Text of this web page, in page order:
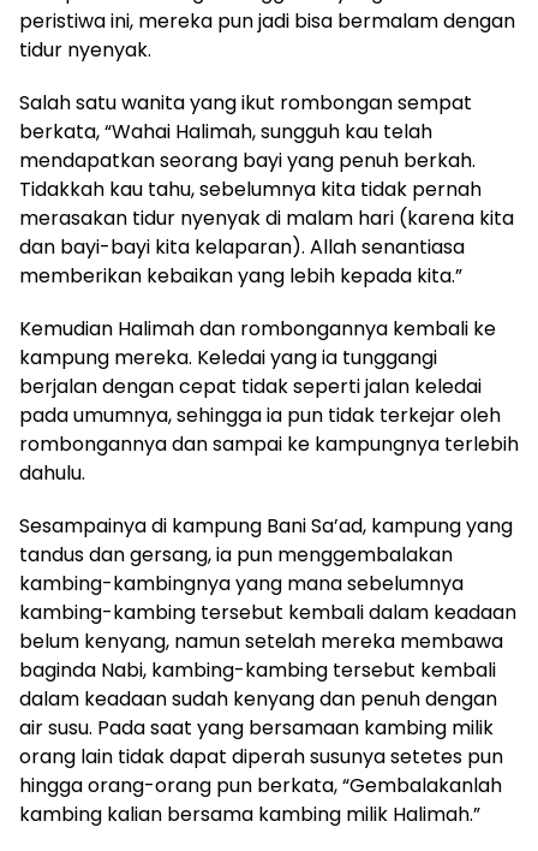
peristiwa ini, mereka pun jadi bisa bermalam dengan
tidur nyenyak.
Salah satu wanita yang ikut rombongan sempat
berkata, “Wahai Halimah, sungguh kau telah
mendapatkan seorang bayi yang penuh berkah.
Tidakkah kau tahu, sebelumnya kita tidak pernah
merasakan tidur nyenyak di malam hari (karena kita
dan bayi-bayi kita kelaparan). Allah senantiasa
memberikan kebaikan yang lebih kepada kita.”
Kemudian Halimah dan rombongannya kembali ke
kampung mereka. Keledai yang ia tunggangi
berjalan dengan cepat tidak seperti jalan keledai
pada umumnya, sehingga ia pun tidak terkejar oleh
rombongannya dan sampai ke kampungnya terlebih
dahulu.
Sesampainya di kampung Bani Sa’ad, kampung yang
tandus dan gersang, ia pun menggembalakan
kambing-kambingnya yang mana sebelumnya
kambing-kambing tersebut kembali dalam keadaan
belum kenyang, namun setelah mereka membawa
baginda Nabi, kambing-kambing tersebut kembali
dalam keadaan sudah kenyang dan penuh dengan
air susu. Pada saat yang bersamaan kambing milik
orang lain tidak dapat diperah susunya setetes pun
hingga orang-orang pun berkata, “Gembalakanlah
kambing kalian bersama kambing milik Halimah.”